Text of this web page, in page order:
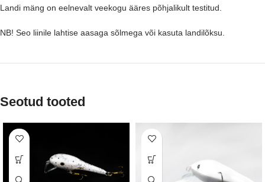
Landi mäng on eelnevalt veekogu ääres põhjalikult testitud.
NB! Seo liinile lahtise aasaga sõlmega või kasuta landilõksu.
Seotud tooted